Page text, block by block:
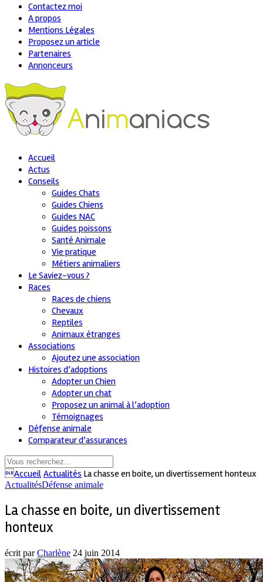
Contactez moi
A propos
Mentions Légales
Proposez un article
Partenaires
Annonceurs
Accueil
Actus
Conseils
Guides Chats
Guides Chiens
Guides NAC
Guides poissons
Santé Animale
Vie pratique
Métiers animaliers
Le Saviez-vous ?
Races
Races de chiens
Chevaux
Reptiles
Animaux étranges
Associations
Ajoutez une association
Histoires d’adoptions
Adopter un Chien
Adopter un chat
Proposez un animal à l’adoption
Témoignages
Défense animale
Comparateur d’assurances
Accueil Actualités La chasse en boite, un divertissement honteux
ActualitésDéfense animale
La chasse en boite, un divertissement
honteux
écrit parCharlène 24 juin 2014